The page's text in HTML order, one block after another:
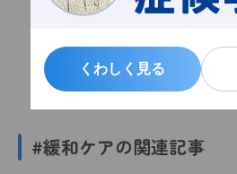
くわしく見る
くわしく見る
#緩和ケアの関連記事